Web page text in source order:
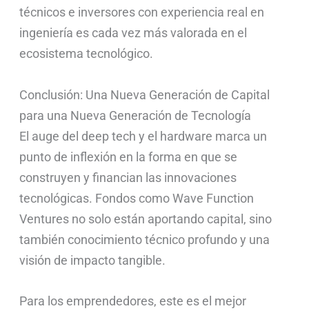
técnicos e inversores con experiencia real en
ingeniería es cada vez más valorada en el
ecosistema tecnológico.
Conclusión: Una Nueva Generación de Capital
para una Nueva Generación de Tecnología
El auge del deep tech y el hardware marca un
punto de inflexión en la forma en que se
construyen y financian las innovaciones
tecnológicas. Fondos como Wave Function
Ventures no solo están aportando capital, sino
también conocimiento técnico profundo y una
visión de impacto tangible.
Para los emprendedores, este es el mejor